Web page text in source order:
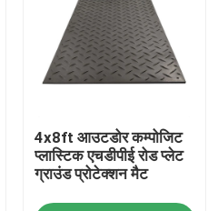
4x8ft आउटडोर कम्पोजिट
प्लास्टिक एचडीपीई रोड प्लेट
ग्राउंड प्रोटेक्शन मैट